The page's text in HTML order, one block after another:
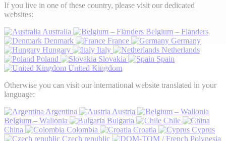
If you live in one of these country, please visit our dedicated
websites:
Australia
Belgium – Flanders
Denmark
France
Germany
Hungary
Italy
Netherlands
Poland
Slovakia
Spain
United Kingdom
Otherwise you can visit our international website translated in your
language:
Argentina
Austria
Belgium – Wallonia
Bulgaria
Chile
China
Colombia Croatia
Cyprus
Czech republic